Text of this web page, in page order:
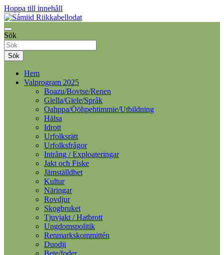
Hoppa till innehåll
Sámiid Riikkabellodat
Samelandspartiet
Sök
Sök
Hem
Valprogram 2025
Boazu/Bovtse/Renen
Giella/Gïele/Språk
Oahppa/Ööhpehtimmie/Utbildning
Hälsa
Idrott
Urfolksrätt
Urfolksfrågor
Intrång / Exploateringar
Jakt och Fiske
Jämställdhet
Kultur
Näringar
Rovdjur
Skogbruket
Tjuvjakt / Hatbrott
Ungdomspolitik
Renmarkskommittén
Duodji
Bete/foder